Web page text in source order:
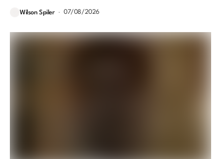
Wilson Spiler 07/08/2026